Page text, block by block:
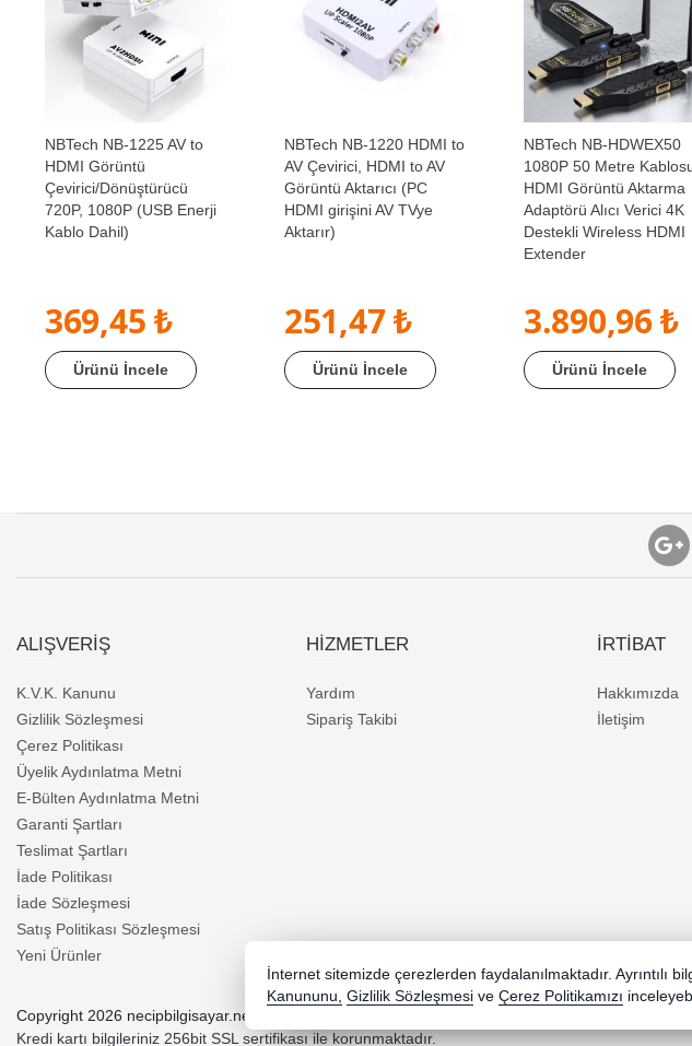
NBTech NB-1225 AV to
HDMI Görüntü
Çevirici/Dönüştürücü
720P, 1080P (USB Enerji
Kablo Dahil)
369,45 ₺
Ürünü İncele
NBTech NB-1220 HDMI to
AV Çevirici, HDMI to AV
Görüntü Aktarıcı (PC
HDMI girişini AV TVye
Aktarır)
251,47 ₺
Ürünü İncele
NBTech NB-HDWEX50
1080P 50 Metre
HDMI Görüntü Aktarma
Adaptörü Alıcı Verici 4K
Destekli Wireless HDMI
Extender
3.890,96 ₺
Ürünü İncele
ALIŞVERİŞ
K.V.K. Kanunu
Gizlilik Sözleşmesi
Çerez Politikası
Üyelik Aydınlatma Metni
E-Bülten Aydınlatma Metni
Garanti Şartları
Teslimat Şartları
İade Politikası
İade Sözleşmesi
Satış Politikası Sözleşmesi
Yeni Ürünler
HİZMETLER
Yardım
Sipariş Takibi
İRTİBAT
Hakkımızda
İletişim
Copyright 2026 necipbilgisayar.net - Tüm hakları saklıdır.
Kredi kartı bilgileriniz 256bit SSL sertifikası ile korunmaktadır.
İnternet sitemizde çerezlerden faydalanılmaktadır. Ayrıntılı
Kanununu, Gizlilik Sözleşmesi ve Çerez Politikamızı